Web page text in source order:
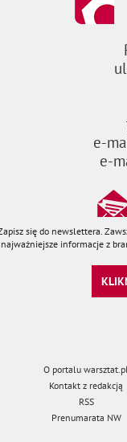
e-
e-
się do newslettera.
najważniejsze informacje z
O portalu
Kontakt z redakcją
RSS
Prenumarata NW